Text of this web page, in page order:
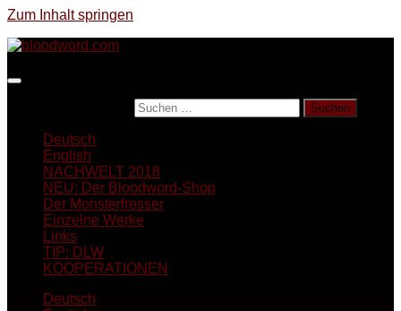
Zum Inhalt springen
Deutsch
English
NACHWELT 2018
NEU: Der Bloodword-Shop
Der Monsterfresser
Einzelne Werke
Links
TIP: DLW
KOOPERATIONEN
Deutsch